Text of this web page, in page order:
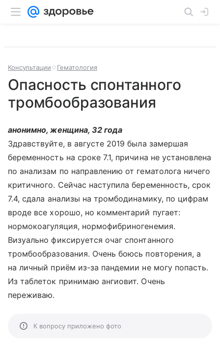
Консультации Гематология
Опасность спонтанного
тромбообразования
анонимно, женщина, 32 года
Здравствуйте, в августе 2019 была замершая
беременность на сроке 7.1, причина не установлена
по анализам по направлению от гематолога ничего
критичного. Сейчас наступила беременность, срок
7.4, сдала анализы на тромбодинамику, по цифрам
вроде все хорошо, но комментарий пугает:
нормокоагуляция, нормофибриногенемия.
Визуально фиксируется очаг спонтанного
тромбообразования. Очень боюсь повторения, а
на личный приём из-за пандемии не могу попасть.
Из таблеток принимаю ангиовит. Очень
переживаю.
К вопросу приложено фото